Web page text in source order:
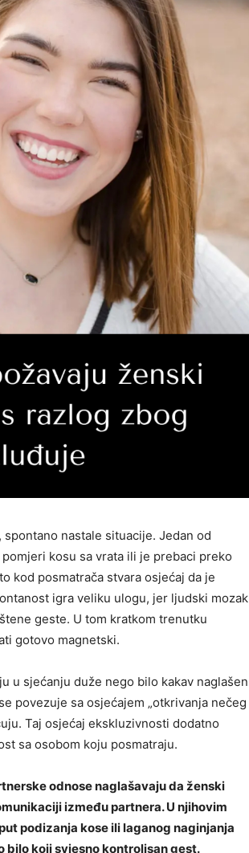
nastale situacije. Jedan od
kosu sa vrata ili je prebaci preko
kod posmatrača stvara osjećaj da je
igra veliku ulogu, jer ljudski mozak
geste. U tom kratkom trenutku
gotovo magnetski.
u sjećanju duže nego bilo kakav naglašen
povezuje sa osjećajem „otkrivanja nečeg
Taj osjećaj ekskluzivnosti dodatno
sa osobom koju posmatraju.
odnose naglašavaju da ženski
između partnera. U njihovim
podizanja kose ili laganog naginjanja
koji svjesno kontrolisan gest.